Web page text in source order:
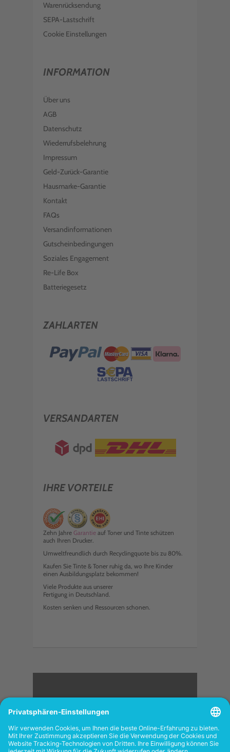
Warenrücksendung
SEPA-Lastschrift
Cookie Einstellungen
INFORMATION
Über uns
AGB
Datenschutz
Wiederrufsbelehrung
Impressum
Geld-Zurück-Garantie
Hausmarke-Garantie
Kontakt
FAQs
Versandinformationen
Gutscheinbedingungen
Soziales Engagement
Re-Life Box
Batteriegesetz
ZAHLARTEN
VERSANDARTEN
IHRE VORTEILE
Zehn Jahre Garantie auf Toner und Tinte schützen
auch Ihren Drucker.
Umweltfreundlich durch Recyclingquote bis zu 80%.
Kaufen Sie Tinte & Toner ruhig da, wo Ihre Kinder
einen Ausbildungsplatz bekommen!
Viele Produkte aus unserer
Fertigung in Deutschland.
Kosten senken und Ressourcen schonen.
<
FOLGEN SIE UNS